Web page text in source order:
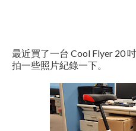
最近買了一台 Cool Flyer 20
拍一些照片紀錄一下。